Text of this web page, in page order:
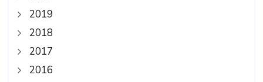
2019
2018
2017
2016